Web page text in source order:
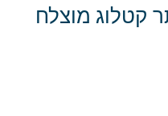
קטלוג מוצלח